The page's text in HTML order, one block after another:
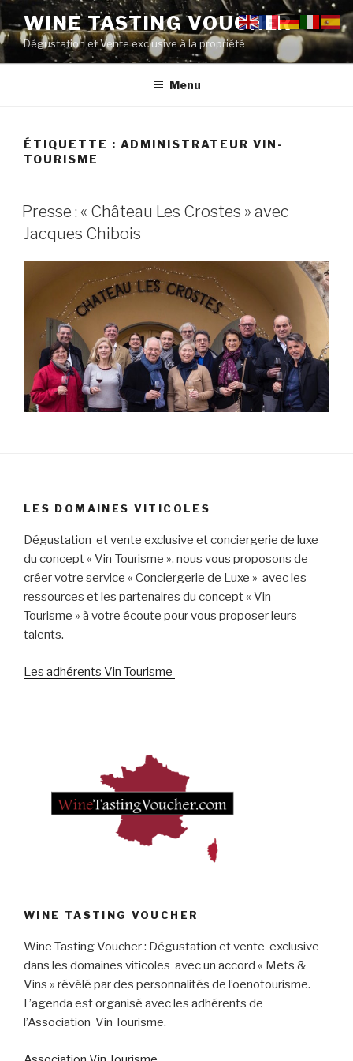
Aller
au
contenu
principal
WINE TASTING VOUCHER
Dégustation et Vente exclusive à la propriété
Menu
ÉTIQUETTE : ADMINISTRATEUR VIN-
TOURISME
PUBLIÉ
LE
Presse : « Château Les Crostes » avec
Jacques Chibois
LES DOMAINES VITICOLES
Dégustation et vente exclusive et conciergerie de luxe
du concept « Vin-Tourisme », nous vous proposons de
créer votre service « Conciergerie de Luxe » avec les
ressources et les partenaires du concept « Vin
Tourisme » à votre écoute pour vous proposer leurs
talents.
Les adhérents Vin Tourisme
WINE TASTING VOUCHER
Wine Tasting Voucher : Dégustation et vente exclusive
dans les domaines viticoles avec un accord « Mets &
Vins » révélé par des personnalités de l’oenotourisme.
L’agenda est organisé avec les adhérents de
l’Association Vin Tourisme.